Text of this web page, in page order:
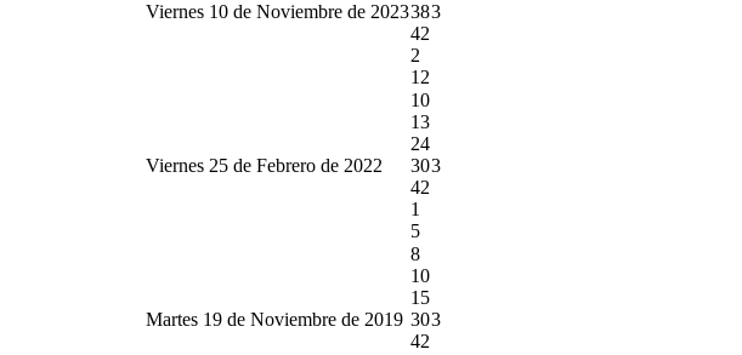
Viernes 10 de Noviembre de 202338
42
2
12
3
Viernes 25 de Febrero de 2022
10
13
24
30
42
1
5
3
Martes 19 de Noviembre de 2019
8
10
15
30
42
3